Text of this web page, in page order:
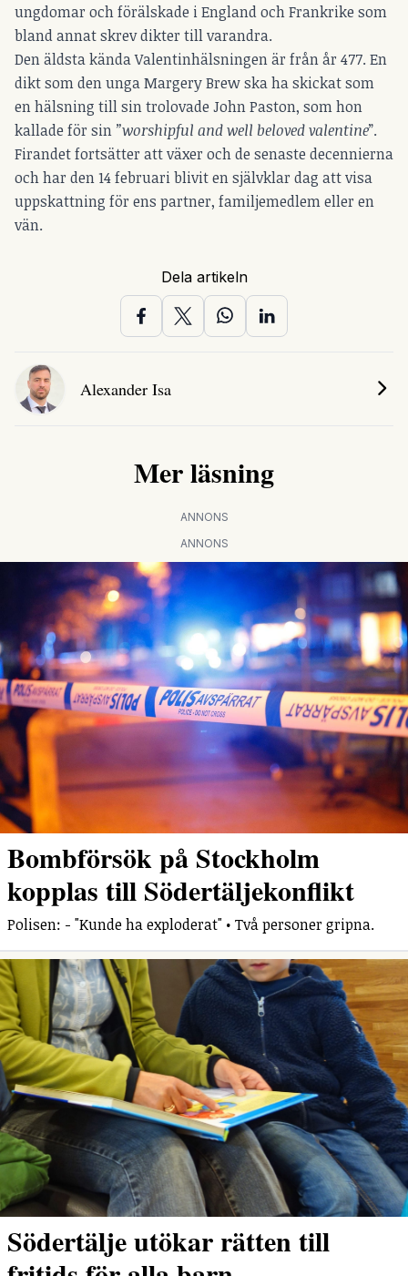
ungdomar och förälskade i England och Frankrike som
bland annat skrev dikter till varandra.
Den äldsta kända Valentinhälsningen är från år 477. En
dikt som den unga Margery Brew ska ha skickat som
en hälsning till sin trolovade John Paston, som hon
kallade för sin ”worshipful and well beloved valentine”.
Firandet fortsätter att växer och de senaste decennierna
och har den 14 februari blivit en självklar dag att visa
uppskattning för ens partner, familjemedlem eller en
vän.
Dela artikeln
Alexander Isa
Mer läsning
ANNONS
ANNONS
Bombförsök på Stockholm
kopplas till Södertäljekonflikt
Polisen: - "Kunde ha exploderat" • Två personer gripna.
Södertälje utökar rätten till